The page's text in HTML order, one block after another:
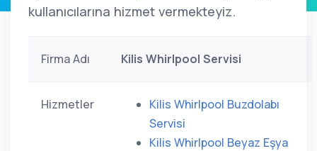
kullanıcılarına hizmet vermekteyiz.
Firma Adı Kilis Whirlpool Servisi
Hizmetler
Kilis Whirlpool Buzdolabı
Servisi
Kilis Whirlpool Beyaz Eşya